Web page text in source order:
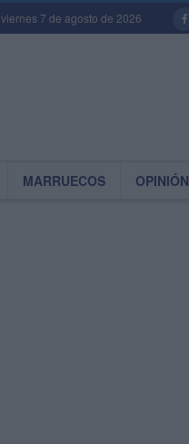
viernes 7 de agosto de 2026
MARRUECOS OPINIÓN